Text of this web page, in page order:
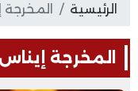
الرئيسية
المخرجة